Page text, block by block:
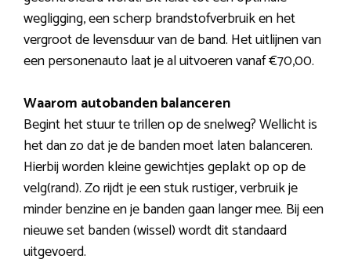
wegligging, een scherp brandstofverbruik en het
vergroot de levensduur van de band. Het uitlijnen van
een personenauto laat je al uitvoeren vanaf €70,00.
Waarom autobanden balanceren
Begint het stuur te trillen op de snelweg? Wellicht is
het dan zo dat je de banden moet laten balanceren.
Hierbij worden kleine gewichtjes geplakt op op de
velg(rand). Zo rijdt je een stuk rustiger, verbruik je
minder benzine en je banden gaan langer mee. Bij een
nieuwe set banden (wissel) wordt dit standaard
uitgevoerd.